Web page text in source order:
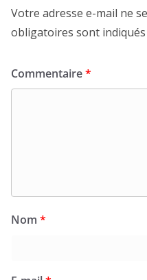
Votre adresse e-mail ne
obligatoires sont indiqués
Commentaire*
Nom *